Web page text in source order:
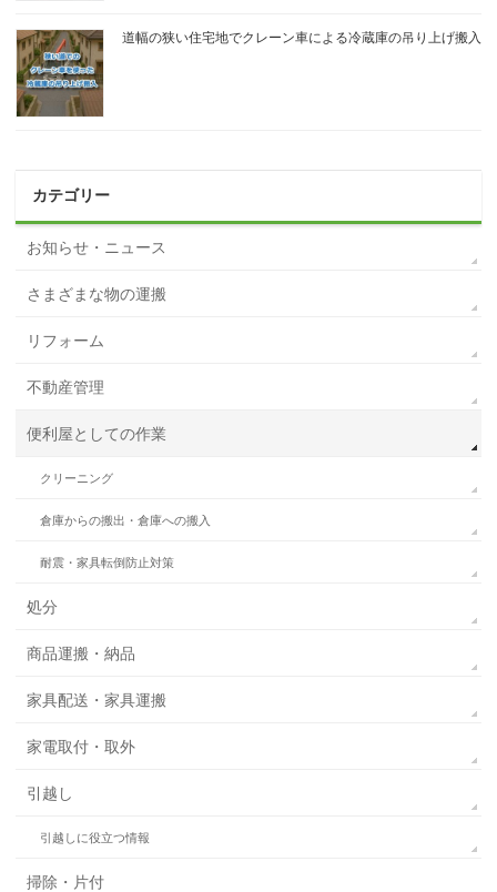
道幅の狭い住宅地でクレーン車による冷蔵庫の吊り上げ搬入
カテゴリー
お知らせ・ニュース
さまざまな物の運搬
リフォーム
不動産管理
便利屋としての作業
クリーニング
倉庫からの搬出・倉庫への搬入
耐震・家具転倒防止対策
処分
商品運搬・納品
家具配送・家具運搬
家電取付・取外
引越し
引越しに役立つ情報
掃除・片付